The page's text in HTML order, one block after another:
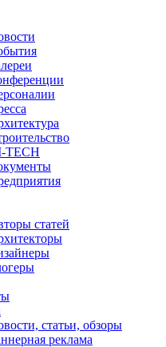
TECH
статей
статьи, обзоры
реклама